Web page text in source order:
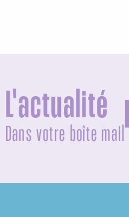
L'actualité
Dans votre boîte mail